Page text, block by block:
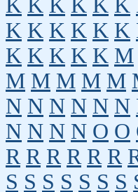
K K K K K K
K K K K K K
K K K K K M
M M M M M
N N N N N N
N N N N O O
R R R R R R
S S S S S S S